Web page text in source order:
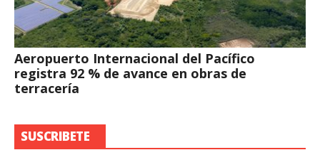
Aeropuerto Internacional del Pacífico
registra 92 % de avance en obras de
terracería
SUSCRIBETE